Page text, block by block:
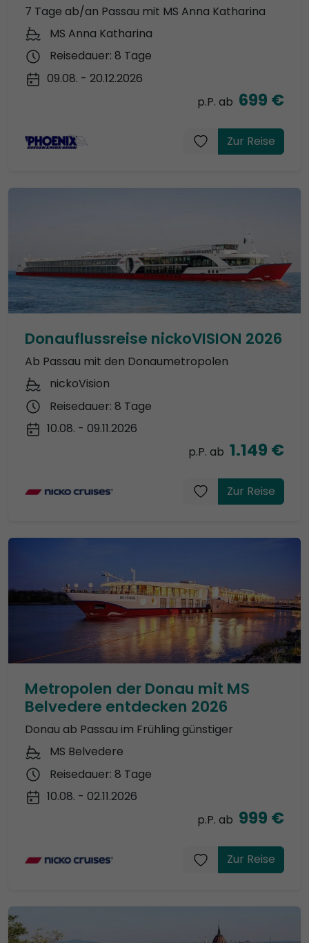
7 Tage ab/an Passau mit MS Anna Katharina
MS Anna Katharina
Reisedauer: 8 Tage
09.08. - 20.12.2026
p.P. ab 699 €
Zur Reise
Donauflussreise nickoVISION 2026
Ab Passau mit den Donaumetropolen
nickoVision
Reisedauer: 8 Tage
10.08. - 09.11.2026
p.P. ab 1.149 €
Zur Reise
Metropolen der Donau mit MS
Belvedere entdecken 2026
Donau ab Passau im Frühling günstiger
MS Belvedere
Reisedauer: 8 Tage
10.08. - 02.11.2026
p.P. ab 999 €
Zur Reise